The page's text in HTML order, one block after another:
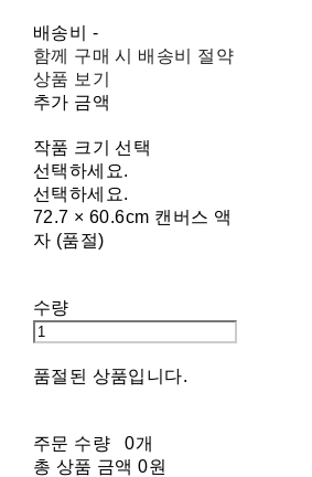
배송비 -
함께 구매 시 배송비 절약
상품 보기
추가 금액
작품 크기 선택
선택하세요.
선택하세요.
72.7 × 60.6cm 캔버스 액
자 (품절)
수량
품절된 상품입니다.
주문 수량
0개
총 상품 금액 0원